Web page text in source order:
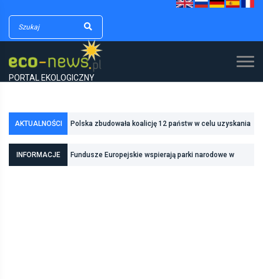
PORTAL EKOLOGICZNY
AKTUALNOŚCI Polska zbudowała koalicję 12 państw w celu uzyskania
INFORMACJE Fundusze Europejskie wspierają parki narodowe w